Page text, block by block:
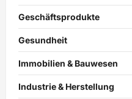
Geschäftsprodukte
Gesundheit
Immobilien & Bauwesen
Industrie & Herstellung